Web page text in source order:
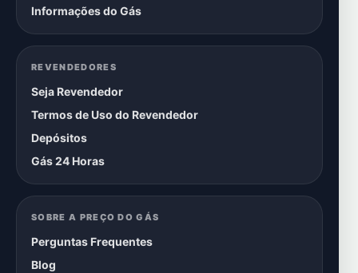
Informações do Gás
REVENDEDORES
Seja Revendedor
Termos de Uso do Revendedor
Depósitos
Gás 24 Horas
SOBRE A PREÇO DO GÁS
Perguntas Frequentes
Blog